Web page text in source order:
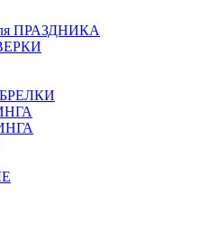
ПРАЗДНИКА